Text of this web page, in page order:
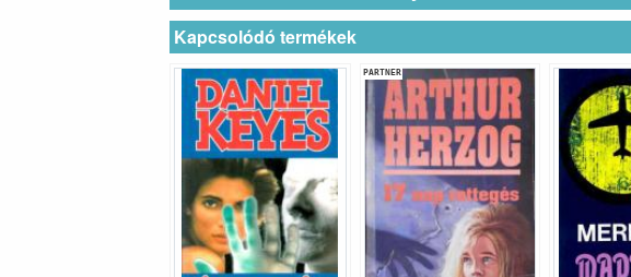
Kapcsolódó termékek
PARTNER